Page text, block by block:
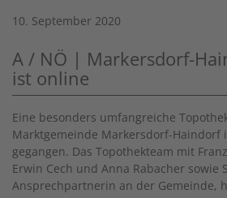
10. September 2020
A / NÖ | Markersdorf-
ist online
Eine besonders umfangreiche
Marktgemeinde Markersdorf-Haindorf
gegangen. Das Topothekteam mit
Erwin Cech und Anna Rabacher sowie
Ansprechpartnerin an der Gemeinde,